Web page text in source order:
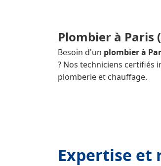
Plombier à Paris
Besoin d'un plombier à
? Nos techniciens certifiés
plomberie et chauffage.
Expertise et